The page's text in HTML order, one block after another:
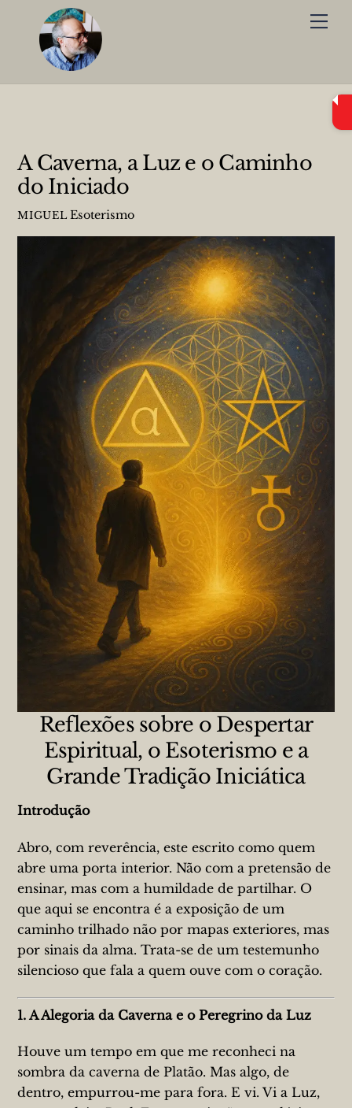
content
A Caverna, a Luz e o Caminho
do Iniciado
MIGUEL Esoterismo
Reflexões sobre o Despertar
Espiritual, o Esoterismo e a
Grande Tradição Iniciática
Introdução
Abro, com reverência, este escrito como quem
abre uma porta interior. Não com a pretensão de
ensinar, mas com a humildade de partilhar. O
que aqui se encontra é a exposição de um
caminho trilhado não por mapas exteriores, mas
por sinais da alma. Trata-se de um testemunho
silencioso que fala a quem ouve com o coração.
1. A Alegoria da Caverna e o Peregrino da Luz
Houve um tempo em que me reconheci na
sombra da caverna de Platão. Mas algo, de
dentro, empurrou-me para fora. E vi. Vi a Luz,